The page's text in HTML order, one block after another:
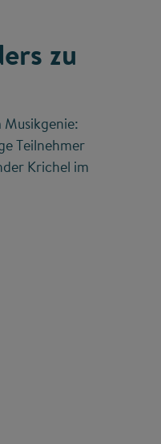
zu
Teilnehmer
Krichel im